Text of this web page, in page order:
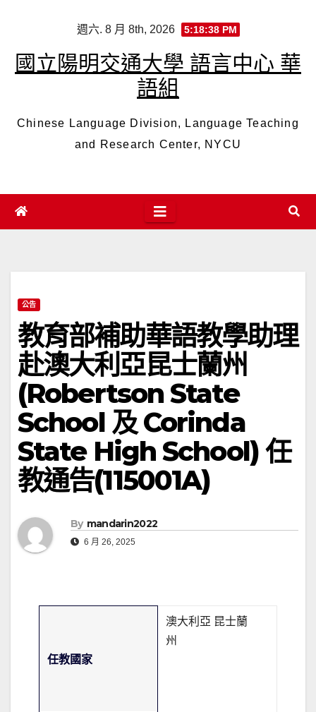
content
週六. 8 月 8th, 2026 5:18:39 PM
國立陽明交通大學 語言中心 華
語組
Chinese Language Division, Language Teaching
and Research Center, NYCU
公告
教育部補助華語教學助理
赴澳大利亞昆士蘭州
(Robertson State
School 及 Corinda
State High School) 任
教通告(115001A)
By mandarin2022
6 月 26, 2025
任教國家
澳大利亞 昆士蘭
州